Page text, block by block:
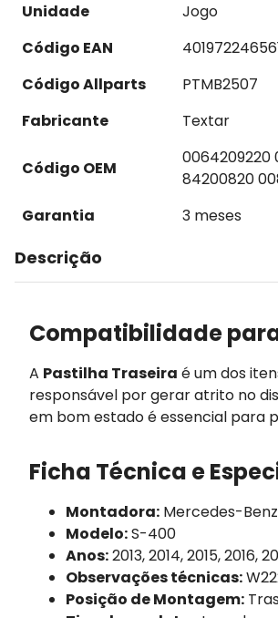
Unidade
Jogo
Código EAN
Código Allparts
PTMB2507
Fabricante
Textar
Código OEM
0064209220
84200820
Garantia
3 meses
Descrição
Compatibilidade
A Pastilha Traseira é um dos
responsável por gerar atrito no
em bom estado é essencial para
Ficha Técnica e
Montadora: Mercedes-Benz
Modelo:S-400
Anos:2013, 2014, 2015, 2016,
Observações técnicas:
Posição de Montagem: